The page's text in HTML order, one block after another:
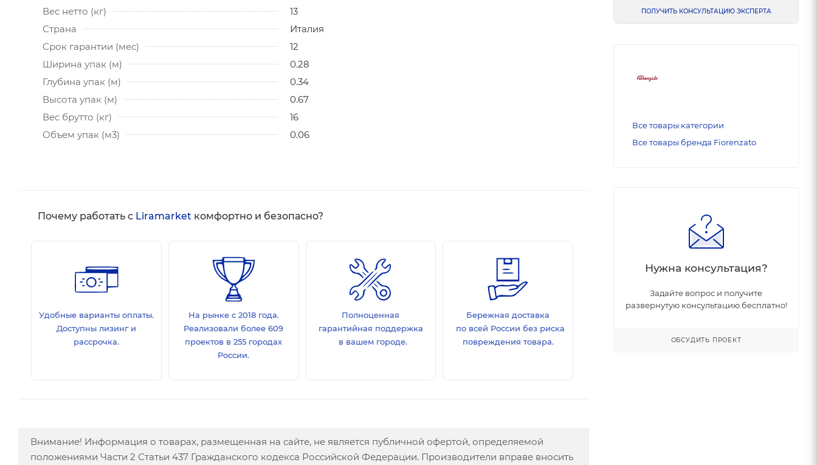
Вес нетто (кг)
13
Страна
Италия
Срок гарантии (мес)
12
Ширина упак (м)
0.28
Глубина упак (м)
0.34
Высота упак (м)
0.67
Вес брутто (кг)
16
Объем упак (м3)
0.06
Почему работать с Liramarket комфортно и безопасно?
Удобные варианты оплаты.
Доступны лизинг и
рассрочка.
На рынке с 2018 года.
Реализовали более 609
проектов в 255 городах
России.
Полноценная
гарантийная поддержка
в вашем городе.
Бережная доставка
по всей России без риска
повреждения товара.
Внимание! Информация о товарах, размещенная на сайте, не является публичной офертой, определяемой
положениями Части 2 Статьи 437 Гражданского кодекса Российской Федерации. Производители вправе вносить
ПОЛУЧИТЬ КОНСУЛЬТАЦИЮ ЭКСПЕРТА
Все товары категории
Все товары бренда Fiorenzato
Нужна консультация?
Задайте вопрос и получите
развернутую консультацию бесплатно!
ОБСУДИТЬ ПРОЕКТ